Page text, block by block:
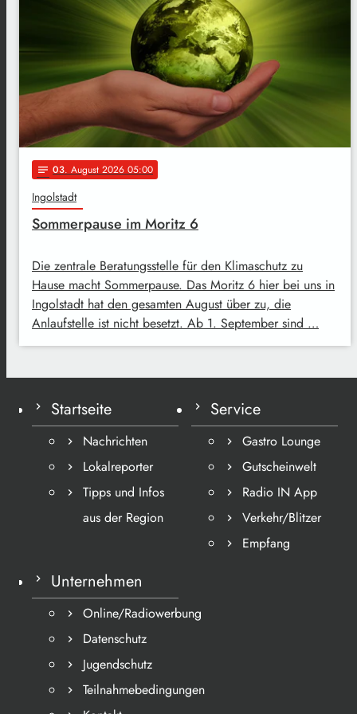
notes 03. August 2026 05:00
Ingolstadt
Sommerpause im Moritz 6
Die zentrale Beratungsstelle für den Klimaschutz zu
Hause macht Sommerpause. Das Moritz 6 hier bei uns in
Ingolstadt hat den gesamten August über zu, die
Anlaufstelle ist nicht besetzt. Ab 1. September sind …
Startseite
Nachrichten
Lokalreporter
Tipps und Infos
aus der Region
Service
Gastro Lounge
Gutscheinwelt
Radio IN App
Verkehr/Blitzer
Empfang
Unternehmen
Online/Radiowerbung
Datenschutz
Jugendschutz
Teilnahmebedingungen